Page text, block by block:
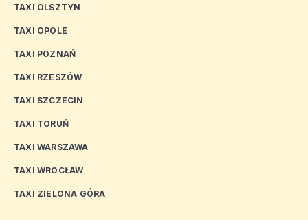
TAXI OLSZTYN
TAXI OPOLE
TAXI POZNAŃ
TAXI RZESZÓW
TAXI SZCZECIN
TAXI TORUŃ
TAXI WARSZAWA
TAXI WROCŁAW
TAXI ZIELONA GÓRA